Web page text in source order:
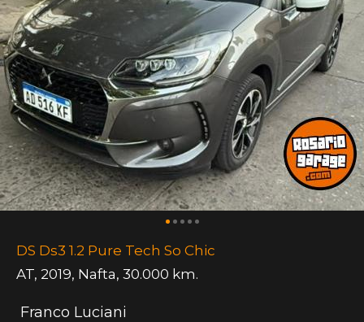
DS Ds3 1.2 Pure Tech So Chic
AT, 2019, Nafta, 30.000 km.
Franco Luciani